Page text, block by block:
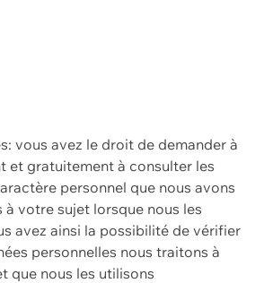
vous avez le droit de demander à
et gratuitement à consulter les
personnel que nous avons
à votre sujet lorsque nous les
avez ainsi la possibilité de vérifier
personnelles nous traitons à
que nous les utilisons